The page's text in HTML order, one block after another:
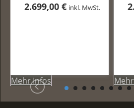
2.699,00€ inkl. MwSt.
Mehr Infos Mehr